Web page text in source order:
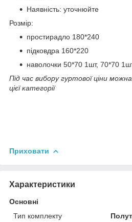
Наявність: уточнюйте
Розмір:
простирадло 180*240
підковдра 160*220
наволочки 50*70 1шт, 70*70
Під час вибору гуртової ціни
цієї категорії
Приховати
Характеристики
Основні
Тип комплекту